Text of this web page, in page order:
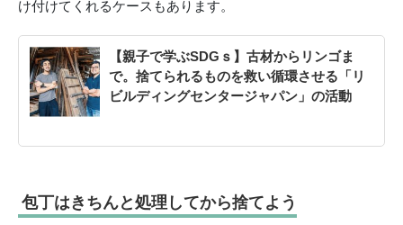
け付けてくれるケースもあります。
【親子で学ぶSDGｓ】古材からリンゴま
で。捨てられるものを救い循環させる「リ
ビルディングセンタージャパン」の活動
包丁はきちんと処理してから捨てよう